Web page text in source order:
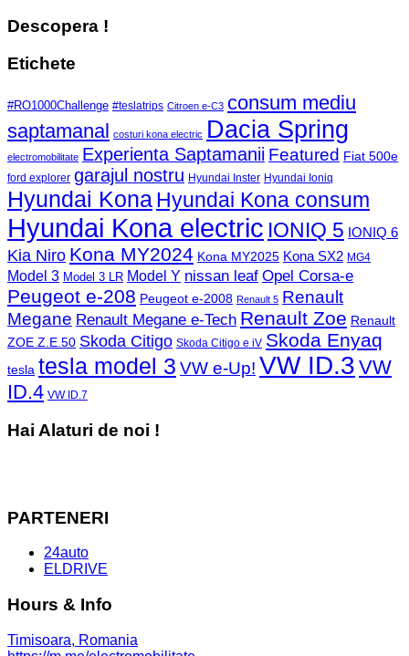
Descopera !
Etichete
#RO1000Challenge #teslatrips Citroen e-C3 consum mediu
saptamanal costuri kona electric Dacia Spring
electromobilitate Experienta Saptamanii Featured Fiat 500e
ford explorer garajul nostru Hyundai Inster Hyundai Ioniq
Hyundai Kona Hyundai Kona consum
Hyundai Kona electric IONIQ 5 IONIQ 6
Kia Niro Kona MY2024 Kona MY2025 Kona SX2 MG4
Model 3 Model 3 LR Model Y nissan leaf Opel Corsa-e
Peugeot e-208 Peugeot e-2008 Renault 5 Renault
Megane Renault Megane e-Tech Renault Zoe Renault
ZOE Z.E.50 Skoda Citigo Skoda Citigo e iV Skoda Enyaq
tesla tesla model 3 VW e-Up! VW ID.3 VW
ID.4 VW ID.7
Hai Alaturi de noi !
PARTENERI
24auto
ELDRIVE
Hours & Info
Timisoara, Romania